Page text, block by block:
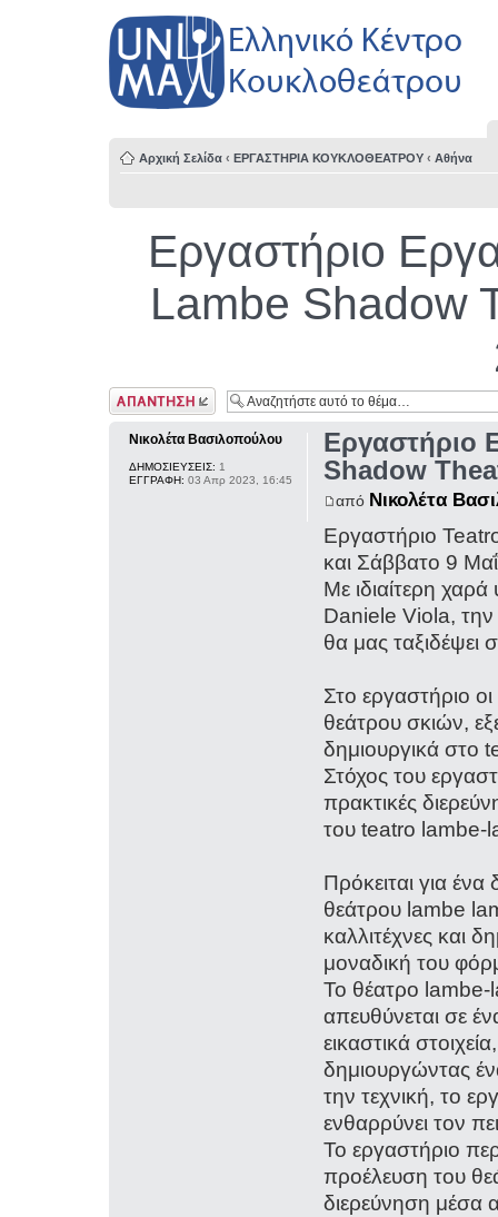
Αρχική Σελίδα ‹ ΕΡΓΑΣΤΗΡΙΑ ΚΟΥΚΛΟΘΕΑΤΡΟΥ ‹ Αθήνα
Εργαστήριο
Lambe Shadow
Δημιουργία
απάντησης
Εργαστήριο
Shadow
από Νικολέτα
Εργαστήριο
και Σάββατο 9
Με ιδιαίτερη
Daniele Viola,
θα μας
Στο εργαστήριο
θεάτρου σκιών,
δημιουργικά στο
Στόχος του
πρακτικές
του teatro lambe-
Πρόκειται για
θεάτρου lambe
καλλιτέχνες και
μοναδική του
Το θέατρο
απευθύνεται σε
εικαστικά
δημιουργώντας
την τεχνική, το
ενθαρρύνει τον
Το εργαστήριο
προέλευση του
διερεύνηση μέσα
Νικολέτα Βασιλοπούλου
ΔΗΜΟΣΙΕΥΣΕΙΣ: 1
ΕΓΓΡΑΦΗ: 03 Απρ 2023, 16:45